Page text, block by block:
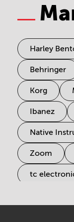
Harley
Behringer
Korg
Ibanez
Native
Zoom
tc